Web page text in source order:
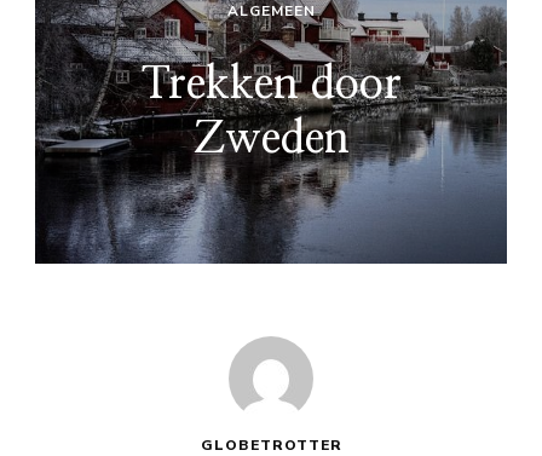
ALGEMEEN
Trekken door
Zweden
GLOBETROTTER